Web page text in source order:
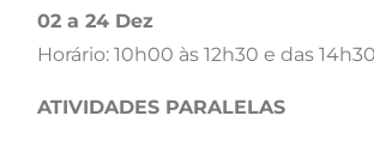
02 a 24 Dez
Horário: 10h00 às 12h30 e das
ATIVIDADES PARALELAS